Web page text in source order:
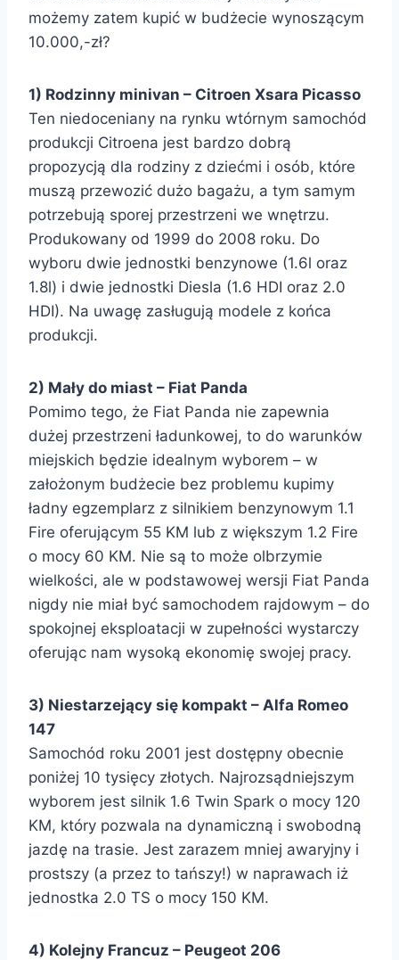
możemy zatem kupić w budżecie wynoszącym
10.000,-zł?
1) Rodzinny minivan – Citroen Xsara Picasso
Ten niedoceniany na rynku wtórnym samochód
produkcji Citroena jest bardzo dobrą
propozycją dla rodziny z dziećmi i osób, które
muszą przewozić dużo bagażu, a tym samym
potrzebują sporej przestrzeni we wnętrzu.
Produkowany od 1999 do 2008 roku. Do
wyboru dwie jednostki benzynowe (1.6l oraz
1.8l) i dwie jednostki Diesla (1.6 HDI oraz 2.0
HDI). Na uwagę zasługują modele z końca
produkcji.
2) Mały do miast – Fiat Panda
Pomimo tego, że Fiat Panda nie zapewnia
dużej przestrzeni ładunkowej, to do warunków
miejskich będzie idealnym wyborem – w
założonym budżecie bez problemu kupimy
ładny egzemplarz z silnikiem benzynowym 1.1
Fire oferującym 55 KM lub z większym 1.2 Fire
o mocy 60 KM. Nie są to może olbrzymie
wielkości, ale w podstawowej wersji Fiat Panda
nigdy nie miał być samochodem rajdowym – do
spokojnej eksploatacji w zupełności wystarczy
oferując nam wysoką ekonomię swojej pracy.
3) Niestarzejący się kompakt – Alfa Romeo
147
Samochód roku 2001 jest dostępny obecnie
poniżej 10 tysięcy złotych. Najrozsądniejszym
wyborem jest silnik 1.6 Twin Spark o mocy 120
KM, który pozwala na dynamiczną i swobodną
jazdę na trasie. Jest zarazem mniej awaryjny i
prostszy (a przez to tańszy!) w naprawach iż
jednostka 2.0 TS o mocy 150 KM.
4) Kolejny Francuz – Peugeot 206